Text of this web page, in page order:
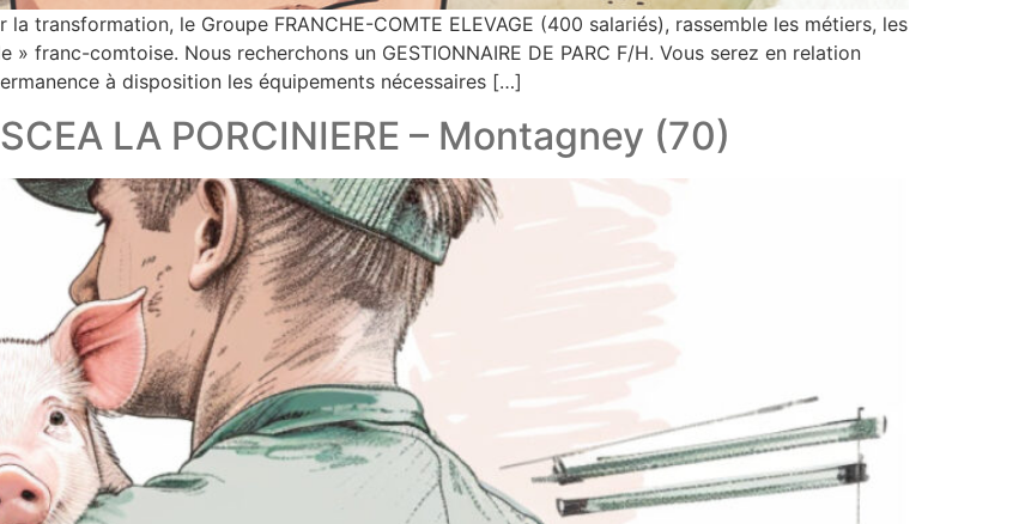
transformation, le Groupe FRANCHE-COMTE ELEVAGE (400 salariés), rassemble les métiers, les
franc-comtoise. Nous recherchons un GESTIONNAIRE DE PARC F/H. Vous serez en relation
à disposition les équipements nécessaires […]
SCEA LA PORCINIERE – Montagney (70)